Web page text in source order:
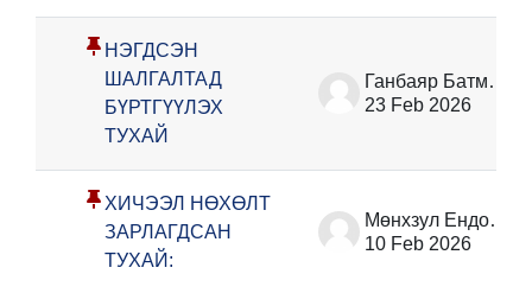
НЭГДСЭН
ШАЛГАЛТАД
БҮРТГҮҮЛЭХ
ТУХАЙ
Ганбаяр Батмөнх
23 Feb 2026
ХИЧЭЭЛ НӨХӨЛТ
ЗАРЛАГДСАН
ТУХАЙ:
Мөнхзул Ёндонжамц
10 Feb 2026